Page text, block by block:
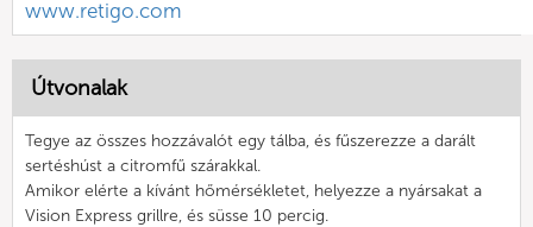
www.retigo.com
Útvonalak
Tegye az összes hozzávalót egy tálba, és fűszerezze a darált
sertéshúst a citromfű szárakkal.
Amikor elérte a kívánt hőmérsékletet, helyezze a nyársakat a
Vision Express grillre, és süsse 10 percig.